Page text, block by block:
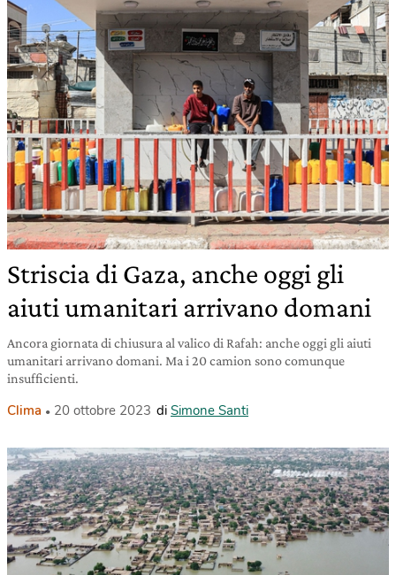
Striscia di Gaza, anche oggi gli
aiuti umanitari arrivano domani
Ancora giornata di chiusura al valico di Rafah: anche oggi gli aiuti
umanitari arrivano domani. Ma i 20 camion sono comunque
insufficienti.
Clima 20 ottobre 2023 di Simone Santi